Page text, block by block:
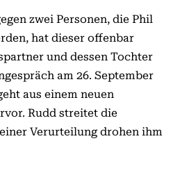
zwei Personen, die Phil
hat dieser offenbar
und dessen Tochter
am 26. September
aus einem neuen
Rudd streitet die
Verurteilung drohen ihm